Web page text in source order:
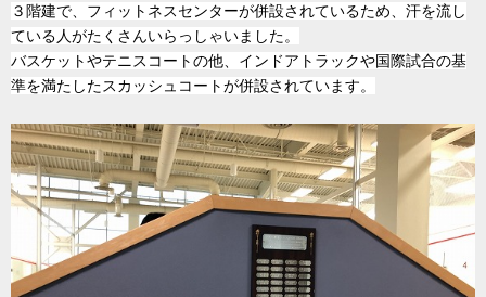
３階建で、フィットネスセンターが併設されているため、汗を流し
ている人がたくさんいらっしゃいました。
バスケットやテニスコートの他、インドアトラックや国際試合の基
準を満たしたスカッシュコートが併設されています。